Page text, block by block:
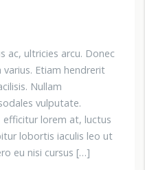
ac, ultricies arcu. Donec
Etiam hendrerit
Nullam
vulputate.
efficitur lorem at, luctus
lobortis iaculis leo ut
eu nisi cursus […]